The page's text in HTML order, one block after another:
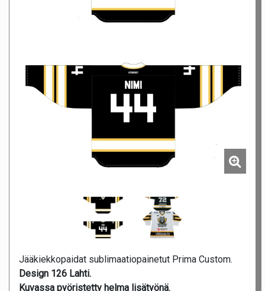
Jääkiekkopaidat sublimaatiopainetut Prima Custom.
Design 126 Lahti.
Kuvassa pyöristetty helma lisätyönä.